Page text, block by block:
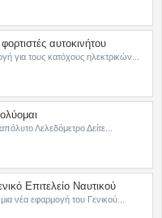
αυτοκινήτου
για τους κατόχους ηλεκτρικών...
Λελεδόμετρο Δείτε...
Επιτελείο Ναυτικού
νέα εφαρμογή του Γενικού...